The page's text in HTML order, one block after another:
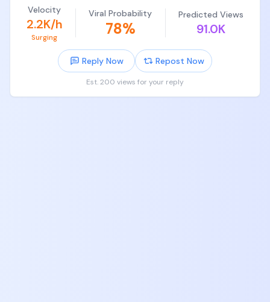
这带来的好处是可以先低成本通过原型验证产品设计
和 UI 设计。
另一个好处就是 Claude Design 产出物是 React 代码
和结构化的 json 数据，通过 git diff 很清晰的能看到
Velocity
2.2K/h
Surging
Viral Probability
78%
Predicted Views
91.0K
Reply Now Repost Now
Est. 200 views for your reply